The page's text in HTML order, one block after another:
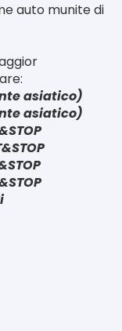
auto munite di
asiatico)
asiatico)